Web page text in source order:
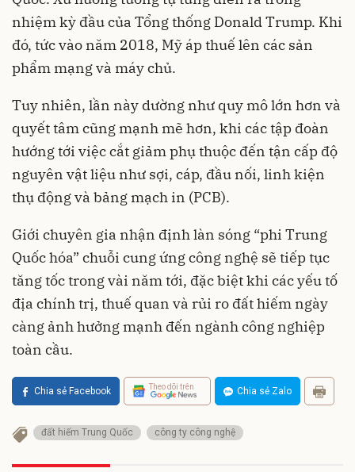
nhiệm kỳ đầu của Tổng thống Donald Trump. Khi
đó, tức vào năm 2018, Mỹ áp thuế lên các sản
phẩm mạng và máy chủ.
Tuy nhiên, lần này dường như quy mô lớn hơn và
quyết tâm cũng mạnh mẽ hơn, khi các tập đoàn
hướng tới việc cắt giảm phụ thuộc đến tận cấp độ
nguyên vật liệu như sợi, cáp, đầu nối, linh kiện
thụ động và bảng mạch in (PCB).
Giới chuyên gia nhận định làn sóng “phi Trung
Quốc hóa” chuỗi cung ứng công nghệ sẽ tiếp tục
tăng tốc trong vài năm tới, đặc biệt khi các yếu tố
địa chính trị, thuế quan và rủi ro đất hiếm ngày
càng ảnh hưởng mạnh đến ngành công nghiệp
toàn cầu.
Chia sẻ Facebook Theo dõi trên Chia sẻ Zalo
đất hiếm Trung Quốc công ty công nghệ